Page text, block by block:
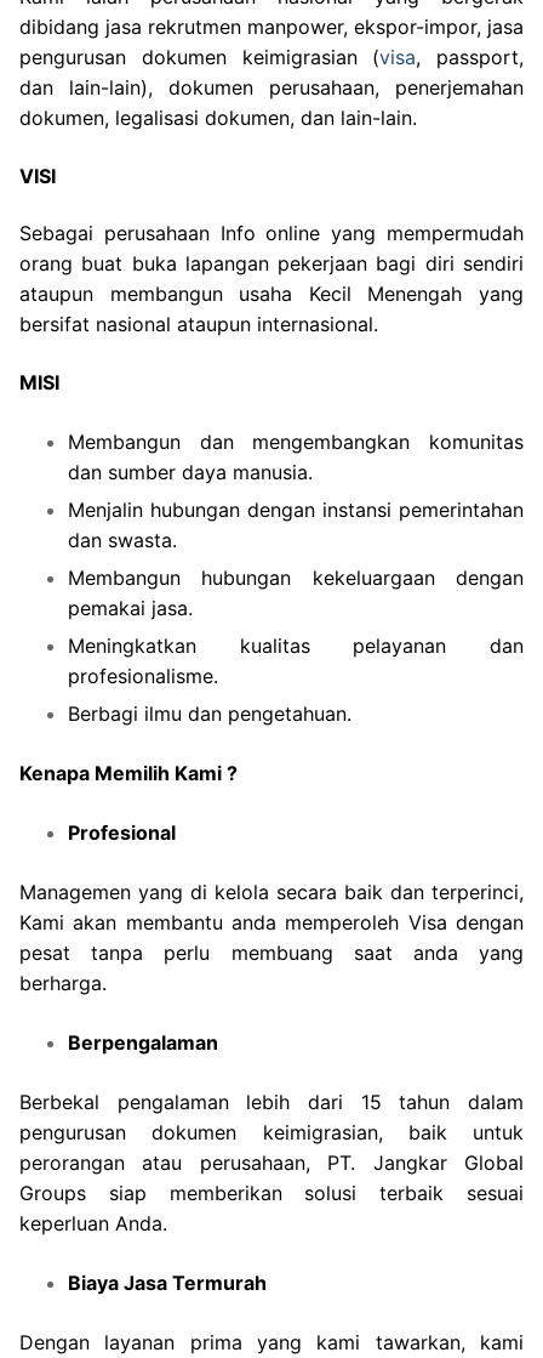
dibidang jasa rekrutmen manpower, ekspor-impor, jasa
pengurusan dokumen keimigrasian (visa, passport,
dan lain-lain), dokumen perusahaan, penerjemahan
dokumen, legalisasi dokumen, dan lain-lain.
VISI
Sebagai perusahaan Info online yang mempermudah
orang buat buka lapangan pekerjaan bagi diri sendiri
ataupun membangun usaha Kecil Menengah yang
bersifat nasional ataupun internasional.
MISI
Membangun dan mengembangkan komunitas
dan sumber daya manusia.
Menjalin hubungan dengan instansi pemerintahan
dan swasta.
Membangun hubungan kekeluargaan dengan
pemakai jasa.
Meningkatkan kualitas pelayanan dan
profesionalisme.
Berbagi ilmu dan pengetahuan.
Kenapa Memilih Kami ?
Profesional
Managemen yang di kelola secara baik dan terperinci,
Kami akan membantu anda memperoleh Visa dengan
pesat tanpa perlu membuang saat anda yang
berharga.
Berpengalaman
Berbekal pengalaman lebih dari 15 tahun dalam
pengurusan dokumen keimigrasian, baik untuk
perorangan atau perusahaan, PT. Jangkar Global
Groups siap memberikan solusi terbaik sesuai
keperluan Anda.
Biaya Jasa Termurah
Dengan layanan prima yang kami tawarkan, kami